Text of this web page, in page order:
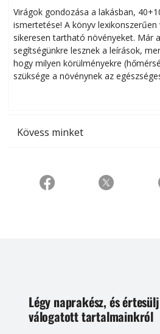
Virágok gondozása a lakásban,
ismertetése! A könyv lexikonszerűen
sikeresen tart­ha­tó növényeket. Már
segítségünkre lesznek a leírások,
hogy milyen körülményekre
szüksége a növénynek az
Kövess minket
Légy naprakész, és
válogatott tartalmainkról